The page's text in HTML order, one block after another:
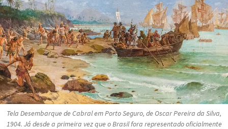
Tela Desembarque de Cabral em Porto Seguro, de Oscar Pereira da Silva,
1904. Já desde a primeira vez que o Brasil fora representado oficialmente